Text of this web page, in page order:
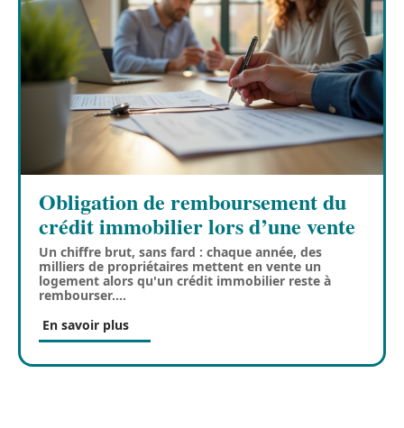
Obligation de remboursement du
crédit immobilier lors d’une vente
Un chiffre brut, sans fard : chaque année, des
milliers de propriétaires mettent en vente un
logement alors qu'un crédit immobilier reste à
rembourser.…
En savoir plus